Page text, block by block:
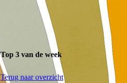
Top 3 van de week
Terug naar overzicht